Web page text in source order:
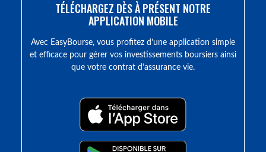
TÉLÉCHARGEZ DÈS À PRÉSENT NOTRE
APPLICATION MOBILE
Avec EasyBourse, vous profitez d’une application simple
et efficace pour gérer vos investissements boursiers ainsi
que votre contrat d’assurance vie.